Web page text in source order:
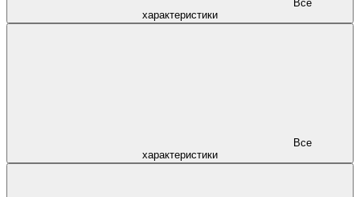
характеристики
характеристики